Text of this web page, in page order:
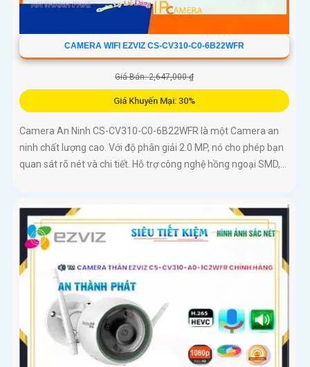
CAMERA WIFI EZVIZ CS-CV310-C0-6B22WFR
Giá Bán: 2,647,000 ₫
Giá Khuyến Mại: 30%
Camera An Ninh CS-CV310-C0-6B22WFR là một Camera an
ninh chất lượng cao. Với độ phân giải 2.0 MP, nó cho phép bạn
quan sát rõ nét và chi tiết. Hỗ trợ công nghệ hồng ngoại SMD,...